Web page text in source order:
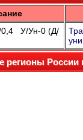
0,4 У/Ун-0 (Д/
России